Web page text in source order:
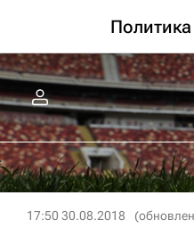
Политика
17:50 30.08.2018